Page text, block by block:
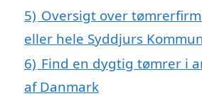
5) Oversigt over
eller hele Syddjurs
6) Find en dygtig tømrer i
af Danmark